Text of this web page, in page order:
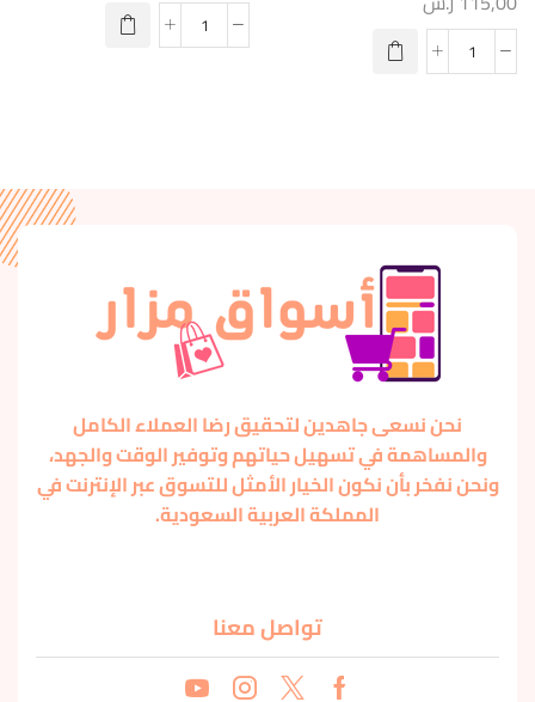
نحن نسعى جاهدين لتحقيق رضا العملاء الكامل
والمساهمة في تسهيل حياتهم وتوفير الوقت والجهد،
ونحن نفخر بأن نكون الخيار الأمثل للتسوق عبر الإنترنت في
المملكة العربية السعودية.
تواصل معنا